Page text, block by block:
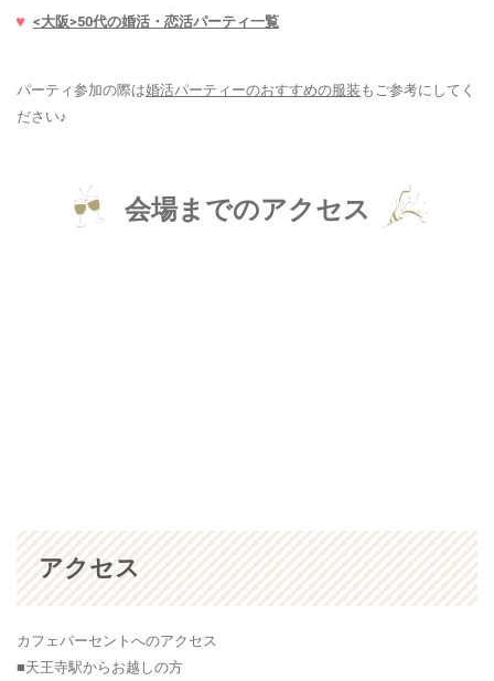
<大阪>50代の婚活・恋活パーティ一覧
パーティ参加の際は婚活パーティーのおすすめの服装 もご参考にしてく
ださい♪
会場までのアクセス
アクセス
カフェパーセントへのアクセス
■天王寺駅からお越しの方